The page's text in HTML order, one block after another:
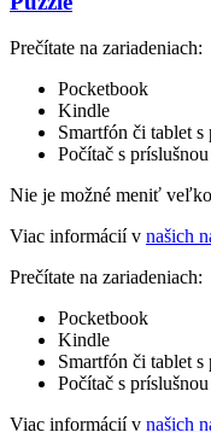
Prečítate na zariadeniach:
Pocketbook
Kindle
Smartfón či tablet
Počítač s
Nie je možné meniť
Viac informácií v našich
Prečítate na zariadeniach:
Pocketbook
Kindle
Smartfón či tablet
Počítač s
Viac informácií v našich